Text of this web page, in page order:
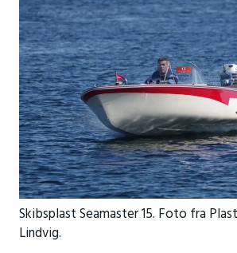
Skibsplast Seamaster 15. Foto fra
Lindvig.